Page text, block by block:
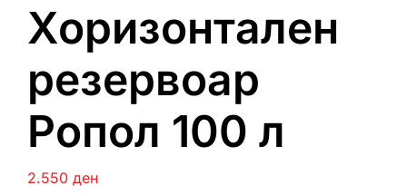
Хоризонтален
резервоар
Ропол 100 л
2.550 ден